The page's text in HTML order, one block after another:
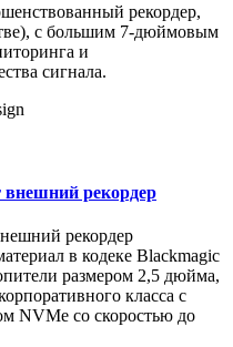
рекордер,
с большим 7-дюймовым
и
сигнала.
рекордер
рекордер
в кодеке Blackmagic
размером 2,5 дюйма,
класса с
NVMe со скоростью до